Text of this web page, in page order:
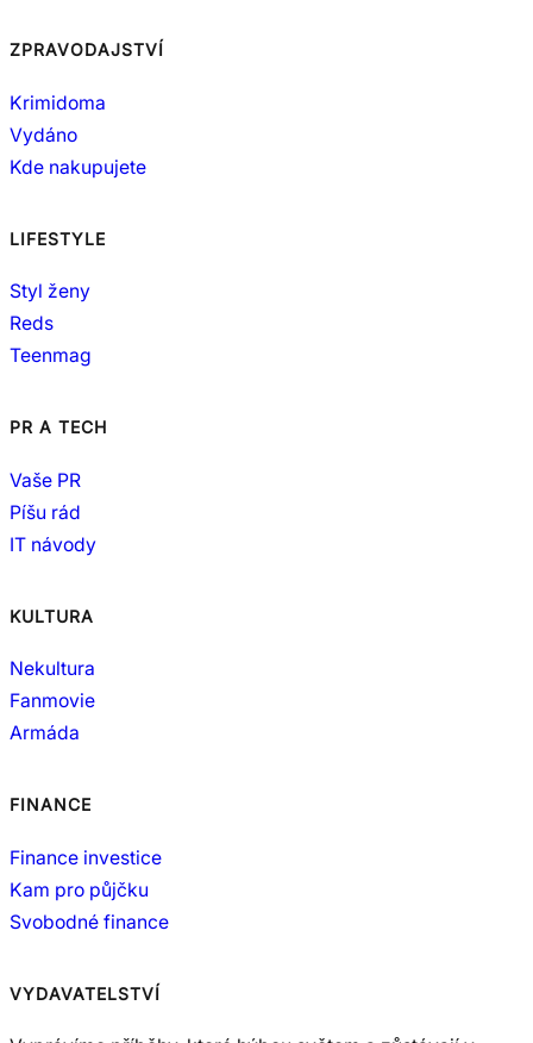
ZPRAVODAJSTVÍ
Krimidoma
Vydáno
Kde nakupujete
LIFESTYLE
Styl ženy
Reds
Teenmag
PR A TECH
Vaše PR
Píšu rád
IT návody
KULTURA
Nekultura
Fanmovie
Armáda
FINANCE
Finance investice
Kam pro půjčku
Svobodné finance
VYDAVATELSTVÍ